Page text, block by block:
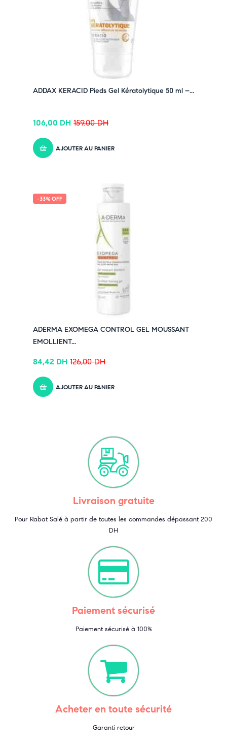
ADDAX KERACID Pieds Gel Kératolytique 50 ml –...
159,00DH
106,00 DH
AJOUTER AU PANIER
-33% OFF
ADERMA EXOMEGA CONTROL GEL MOUSSANT
EMOLLIENT...
126,00DH
84,42 DH
AJOUTER AU PANIER
Livraison gratuite
Pour Rabat Salé à partir de toutes les commandes dépassant 200
DH
Paiement sécurisé
Paiement sécurisé à 100%
Acheter en toute sécurité
Garanti retour